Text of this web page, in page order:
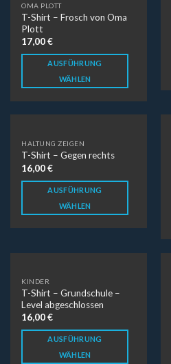
OMA PLOTT
T-Shirt – Frosch von Oma
Plott
17,00€
AUSFÜHRUNG
WÄHLEN
HALTUNG ZEIGEN
T-Shirt – Gegen rechts
16,00€
AUSFÜHRUNG
WÄHLEN
KINDER
T-Shirt – Grundschule –
Level abgeschlossen
16,00€
AUSFÜHRUNG
WÄHLEN